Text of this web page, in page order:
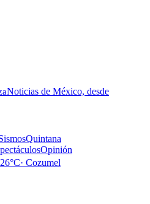
Noticias de México, desde
Quintana
Opinión
26°C· Cozumel